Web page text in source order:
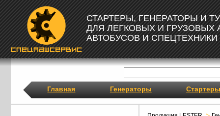
СТАРТЕРЫ, ГЕНЕРАТОРЫ И
ДЛЯ ЛЕГКОВЫХ И ГРУЗОВЫХ
АВТОБУСОВ И СПЕЦТЕХНИКИ
Главная Генераторы Стартеры